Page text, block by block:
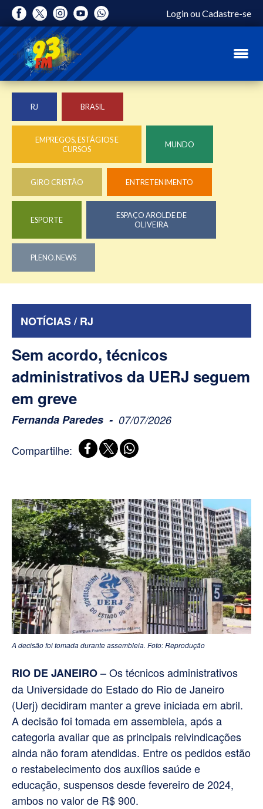
LoginouCadastre-se
RJ BRASIL
EMPREGOS, ESTÁGIOS E
CURSOS
MUNDO
GIRO CRISTÃO ENTRETENIMENTO
ESPORTE
ESPAÇO AROLDE DE
OLIVEIRA
PLENO.NEWS
NOTÍCIAS / RJ
Sem acordo, técnicos
administrativos da UERJ seguem
em greve
Fernanda Paredes 07/07/2026
Compartilhe:
A decisão foi tomada durante assembleia. Foto: Reprodução
RIO DE JANEIRO– Os técnicos administrativos
da Universidade do Estado do Rio de Janeiro
(Uerj) decidiram manter a greve iniciada em abril.
A decisão foi tomada em assembleia, após a
categoria avaliar que as principais reivindicações
ainda não foram atendidas. Entre os pedidos estão
o restabelecimento dos auxílios saúde e
educação, suspensos desde fevereiro de 2024,
ambos no valor de R$ 900.